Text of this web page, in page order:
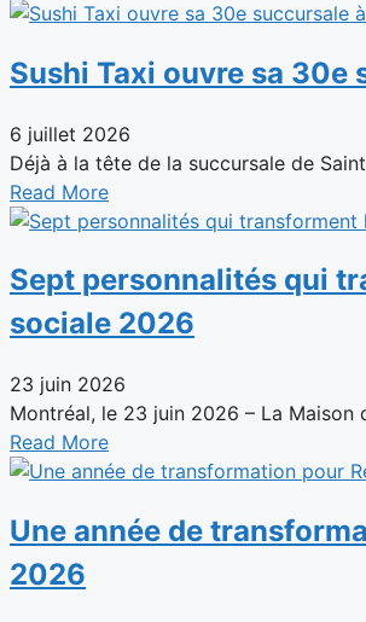
Sushi Taxi ouvre sa 30e
6 juillet 2026
Déjà à la tête de la succursale de
Read More
Sept personnalités qui
sociale 2026
23 juin 2026
Montréal, le 23 juin 2026 – La Maison
Read More
Une année de
2026